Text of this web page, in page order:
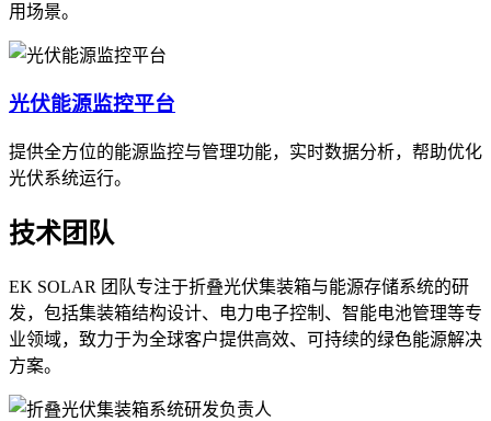
用场景。
光伏能源监控平台
提供全方位的能源监控与管理功能，实时数据分析，帮助优化
光伏系统运行。
技术团队
EK SOLAR 团队专注于折叠光伏集装箱与能源存储系统的研
发，包括集装箱结构设计、电力电子控制、智能电池管理等专
业领域，致力于为全球客户提供高效、可持续的绿色能源解决
方案。